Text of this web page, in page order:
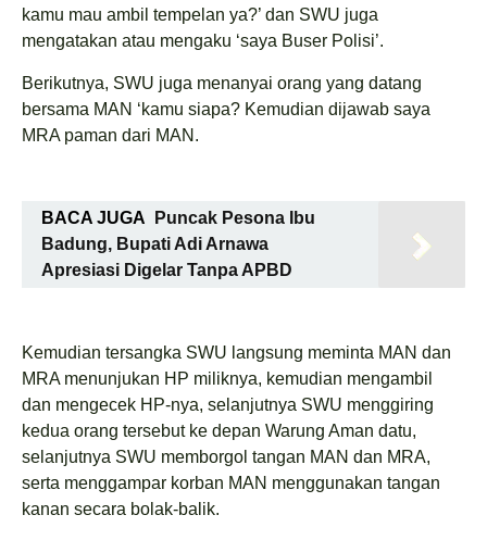
kamu mau ambil tempelan ya?’ dan SWU juga
mengatakan atau mengaku ‘saya Buser Polisi’.
Berikutnya, SWU juga menanyai orang yang datang
bersama MAN ‘kamu siapa? Kemudian dijawab saya
MRA paman dari MAN.
BACA JUGA
Puncak Pesona Ibu
Badung, Bupati Adi Arnawa
Apresiasi Digelar Tanpa APBD
Kemudian tersangka SWU langsung meminta MAN dan
MRA menunjukan HP miliknya, kemudian mengambil
dan mengecek HP-nya, selanjutnya SWU menggiring
kedua orang tersebut ke depan Warung Aman datu,
selanjutnya SWU memborgol tangan MAN dan MRA,
serta menggampar korban MAN menggunakan tangan
kanan secara bolak-balik.